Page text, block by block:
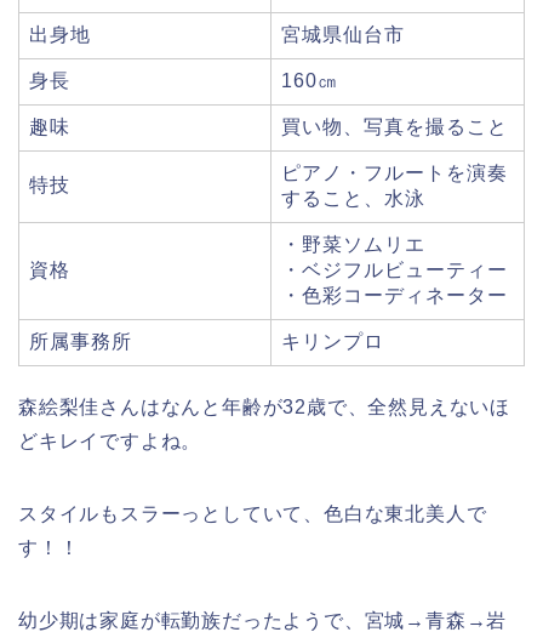
出身地 宮城県仙台市
身長 160㎝
趣味 買い物、写真を撮ること
特技
ピアノ・フルートを演奏
すること、水泳
資格
・野菜ソムリエ
・ベジフルビューティー
・色彩コーディネーター
所属事務所 キリンプロ
森絵梨佳さんはなんと年齢が32歳で、全然見えないほ
どキレイですよね。
スタイルもスラーっとしていて、色白な東北美人で
す！！
幼少期は家庭が転勤族だったようで、宮城→青森→岩